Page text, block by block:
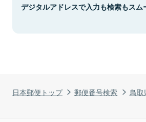
日本郵便トップ 郵便番号検索 鳥取
デジタルアドレスで入力も検索もスム